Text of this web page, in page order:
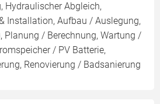
Hydraulischer Abgleich,
Installation, Aufbau / Auslegung,
Planung / Berechnung, Wartung /
/ PV Batterie,
Renovierung / Badsanierung